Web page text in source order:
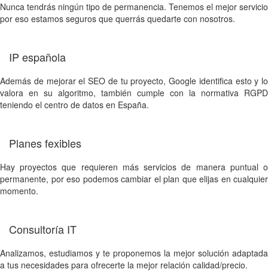
Nunca tendrás ningún tipo de permanencia. Tenemos el mejor servicio
por eso estamos seguros que querrás quedarte con nosotros.
IP española
Además de mejorar el SEO de tu proyecto, Google identifica esto y lo
valora en su algoritmo, también cumple con la normativa RGPD
teniendo el centro de datos en España.
Planes fexibles
Hay proyectos que requieren más servicios de manera puntual o
permanente, por eso podemos cambiar el plan que elijas en cualquier
momento.
Consultoría IT
Analizamos, estudiamos y te proponemos la mejor solución adaptada
a tus necesidades para ofrecerte la mejor relación calidad/precio.